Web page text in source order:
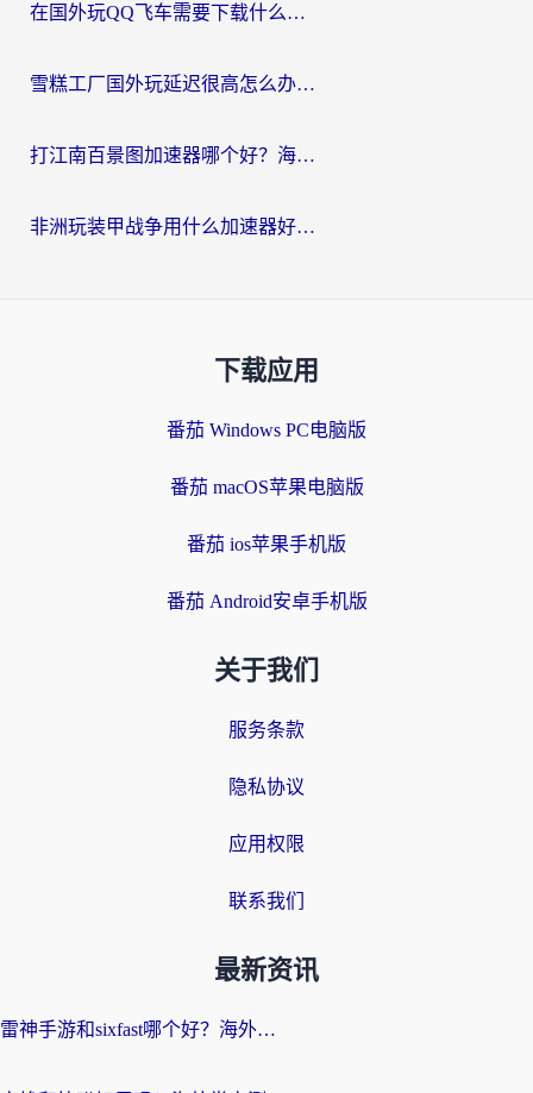
在国外玩QQ飞车需要下载什么加速器呢？海外党亲测有效的国服游戏加速指南
雪糕工厂国外玩延迟很高怎么办？海外玩家国服游戏加速终极攻略（附实测推荐）
打江南百景图加速器哪个好？海外党踩坑N次后，终于找到不卡的秘诀
非洲玩装甲战争用什么加速器好？海外党亲测有效的国服游戏加速方案
下载应用
番茄 Windows PC电脑版
番茄 macOS苹果电脑版
番茄 ios苹果手机版
番茄 Android安卓手机版
关于我们
服务条款
隐私协议
应用权限
联系我们
最新资讯
雷神手游和sixfast哪个好？海外党亲测3款回国加速器，教你选对不踩坑